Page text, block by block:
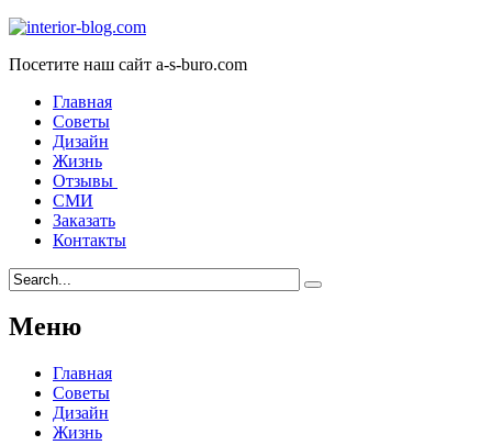
Посетите наш сайт a-s-buro.com
Главная
Советы
Дизайн
Жизнь
Отзывы
СМИ
Заказать
Контакты
Меню
Главная
Советы
Дизайн
Жизнь